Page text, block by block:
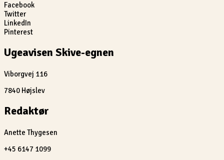
Facebook
Twitter
LinkedIn
Pinterest
Ugeavisen Skive-egnen
Viborgvej 116
7840 Højslev
Redaktør
Anette Thygesen
+45 6147 1099